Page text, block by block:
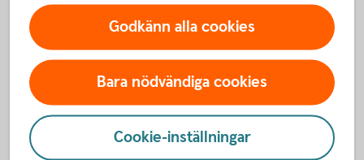
sig. Det är också en viktig del av företagets
arbetsgivarerbjudande.
Genom att skapa långsiktig trygghet visar ni att ni tar ansvar
för era medarbetares framtid. Det kan bidra till att stärka
engagemanget hos befintliga anställda och göra företaget
mer attraktivt för nya medarbetare.
Med rätt lösning kan tjänstepensionen bli en naturlig del av
Godkänn alla cookies
Bara nödvändiga cookies
Cookie-inställningar